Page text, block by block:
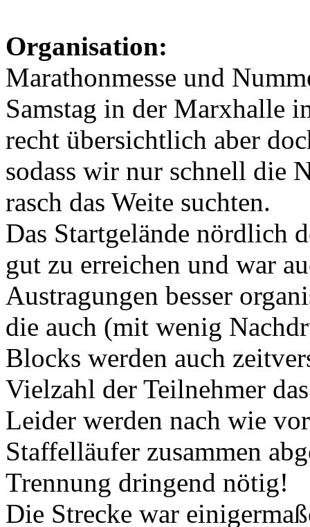
Organisation:
Marathonmesse und
Samstag in der Marxhalle
recht übersichtlich aber
sodass wir nur schnell die
rasch das Weite suchten.
Das Startgelände nördlich
gut zu erreichen und war
Austragungen besser
die auch (mit wenig
Blocks werden auch
Vielzahl der Teilnehmer
Leider werden nach wie
Staffelläufer zusammen
Trennung dringend nötig!
Die Strecke war